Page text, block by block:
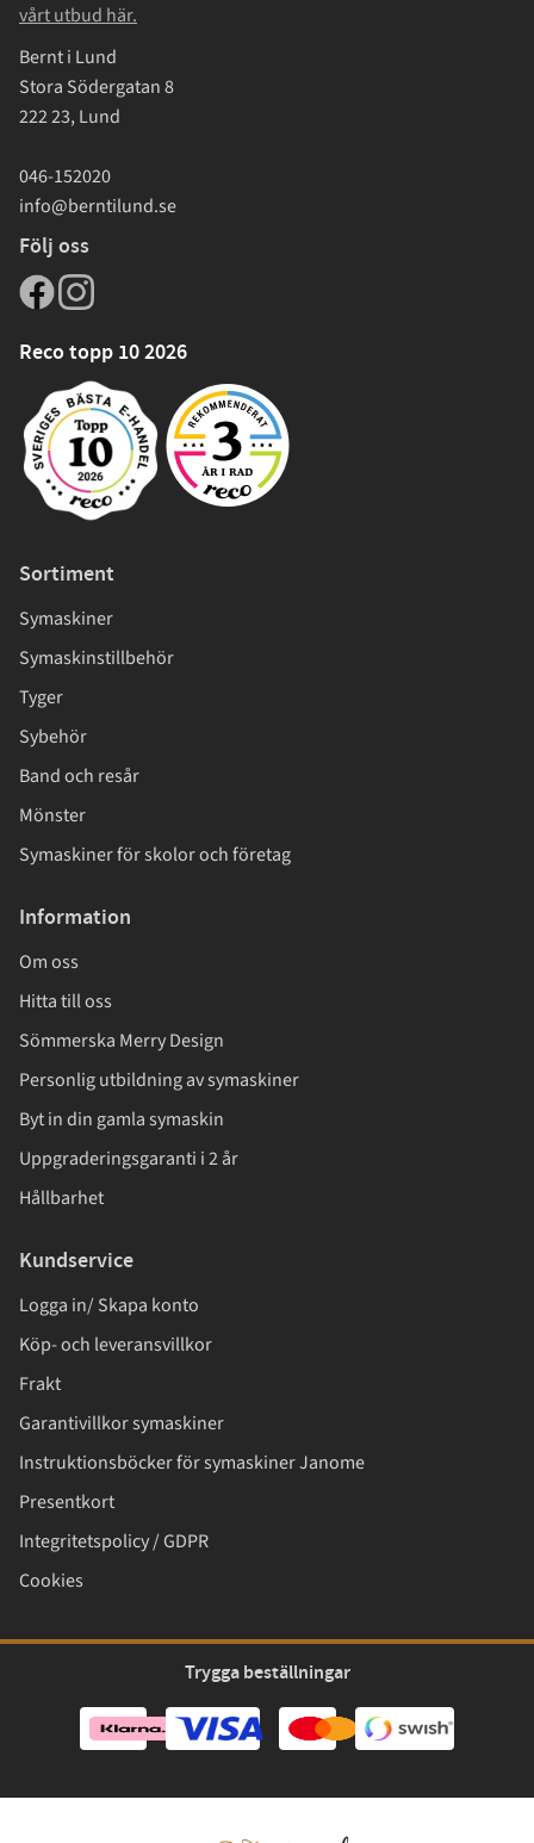
vårt utbud här.
Bernt i Lund
Stora Södergatan 8
222 23, Lund
046-152020
info@berntilund.se
Följ oss
Reco topp 10 2026
Sortiment
Symaskiner
Symaskinstillbehör
Tyger
Sybehör
Band och resår
Mönster
Symaskiner för skolor och företag
Information
Om oss
Hitta till oss
Sömmerska Merry Design
Personlig utbildning av symaskiner
Byt in din gamla symaskin
Uppgraderingsgaranti i 2 år
Hållbarhet
Kundservice
Logga in/ Skapa konto
Köp- och leveransvillkor
Frakt
Garantivillkor symaskiner
Instruktionsböcker för symaskiner Janome
Presentkort
Integritetspolicy / GDPR
Cookies
Trygga beställningar